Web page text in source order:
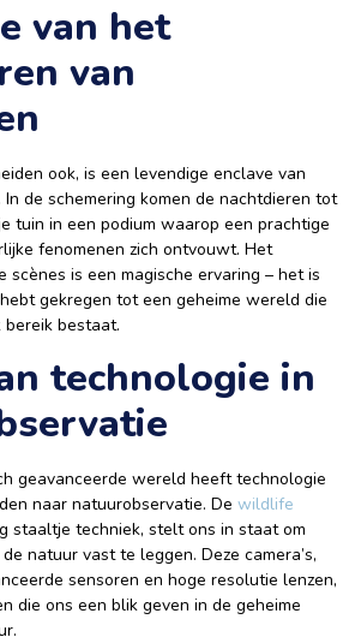
van het
van
ook, is een levendige enclave van
de schemering komen de nachtdieren tot
tuin in een podium waarop een prachtige
fenomenen zich ontvouwt. Het
scènes is een magische ervaring – het is
gekregen tot een geheime wereld die
bestaat.
technologie in
geavanceerde wereld heeft technologie
naar natuurobservatie. De wildlife
staaltje techniek, stelt ons in staat om
natuur vast te leggen. Deze camera’s,
sensoren en hoge resolutie lenzen,
die ons een blik geven in de geheime